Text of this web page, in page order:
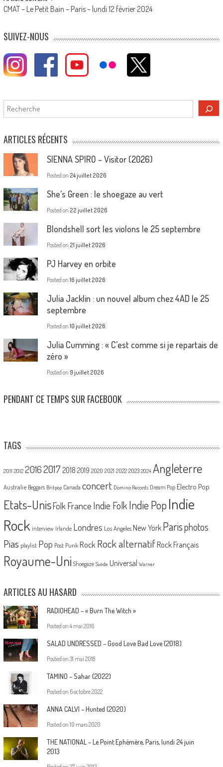
CMAT – Le Petit Bain – Paris – lundi 12 février 2024
SUIVEZ-NOUS
Rechercher
ARTICLES RÉCENTS
SIENNA SPIRO – Visitor (2026)
Posted on 24 juillet 2026
She’s Green : le shoegaze au vert
Posted on 22 juillet 2026
Blondshell sort les violons le 25 septembre
Posted on 21 juillet 2026
PJ Harvey en orbite
Posted on 16 juillet 2026
Julia Jacklin : un nouvel album chez 4AD le 25
septembre
Posted on 10 juillet 2026
Julia Cumming : « C’est comme si je repartais de
zéro »
Posted on 9 juillet 2026
PENDANT CE TEMPS SUR FACEBOOK
TAGS
2011 2012 20162017 2018 2019 2020 2021 2022 2023 2024 Angleterre
Australie Beggars Britpop Canada concert Domino Records Dream Pop Electro Pop
Etats-UnisFolk France Indie Folk Indie PopIndie
Rock interview Irlande Londres Los Angeles New York Parisphotos
Pias playlist Pop Post Punk Rock Rock alternatif Rock Français
Royaume-Uni Shoegaze Suède Universal Warner
ARTICLES AU HASARD
RADIOHEAD – « Burn The Witch »
Posted on 4 mai 2016
SALAD UNDRESSED – Good Love Bad Love (2018)
Posted on 31 mai 2018
TAMINO – Sahar (2022)
Posted on 6 octobre 2022
ANNA CALVI – Hunted (2020)
Posted on 10 mars 2020
THE NATIONAL – Le Point Ephémère, Paris, lundi 24 juin
2013